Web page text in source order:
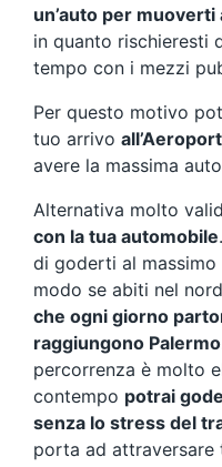
un’auto per
in quanto rischieresti
tempo con i mezzi
Per questo motivo
tuo arrivo
avere la massima
Alternativa molto
con la tua automobile
di goderti al
modo se abiti nel
che ogni giorno
raggiungono Palermo
percorrenza è molto
contempo potrai
senza lo stress del
porta ad attraversare